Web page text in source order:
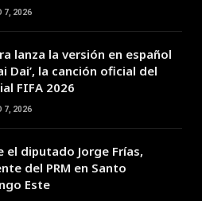
7, 2026
lanza la versión en español
Dai’, la canción oficial del
FIFA 2026
7, 2026
el diputado Jorge Frías,
del PRM en Santo
Este